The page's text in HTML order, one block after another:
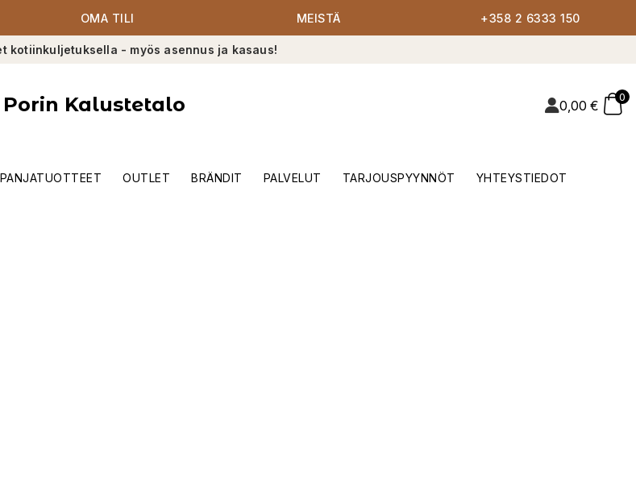
OMA TILI MEISTÄ +358 2 6333 150
kotiinkuljetuksella - myös asennus ja kasaus!
Porin Kalustetalo 0,00 €
0
OUTLET BRÄNDIT PALVELUT TARJOUSPYYNNÖT YHTEYSTIEDOT